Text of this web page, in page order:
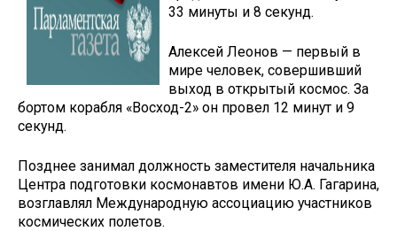
33 минуты и 8 секунд.
Алексей Леонов — первый в
мире человек, совершивший
выход в открытый космос. За
бортом корабля «Восход-2» он провел 12 минут и 9
секунд.
Позднее занимал должность заместителя начальника
Центра подготовки космонавтов имени Ю.А. Гагарина,
возглавлял Международную ассоциацию участников
космических полетов.